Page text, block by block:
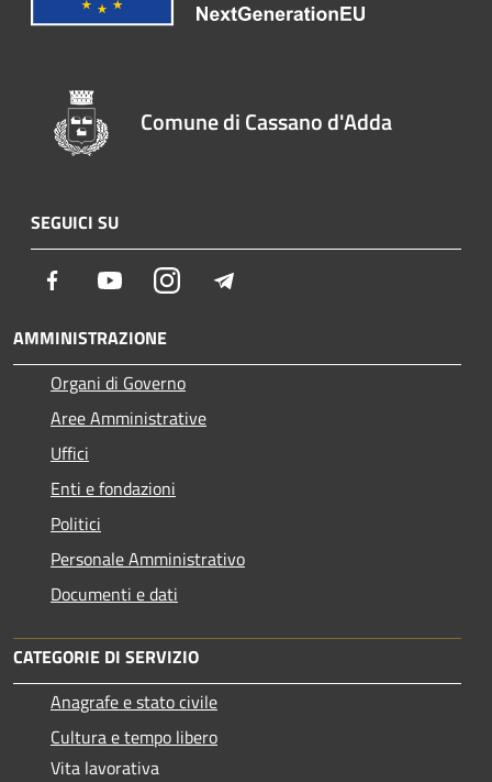
Comune di Cassano d'Adda
SEGUICI SU
Facebook YoutubeInstagram
AMMINISTRAZIONE
Organi di Governo
Aree Amministrative
Uffici
Enti e fondazioni
Politici
Personale Amministrativo
Documenti e dati
CATEGORIE DI SERVIZIO
Anagrafe e stato civile
Cultura e tempo libero
Vita lavorativa